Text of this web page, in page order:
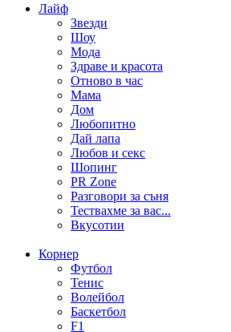
Лайф
Звезди
Шоу
Мода
Здраве и красота
Отново в час
Мама
Дом
Любопитно
Дай лапа
Любов и секс
Шопинг
PR Zone
Разговори за съня
Тествахме за вас...
Вкусотии
Корнер
Футбол
Тенис
Волейбол
Баскетбол
F1